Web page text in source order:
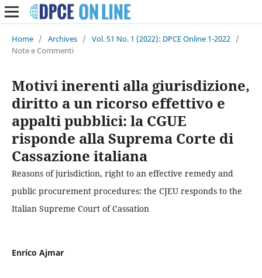
Home / Archives / Vol. 51 No. 1 (2022): DPCE Online 1-2022 /
Note e Commenti
Motivi inerenti alla giurisdizione,
diritto a un ricorso effettivo e
appalti pubblici: la CGUE
risponde alla Suprema Corte di
Cassazione italiana
Reasons of jurisdiction, right to an effective remedy and
public procurement procedures: the CJEU responds to the
Italian Supreme Court of Cassation
Enrico Ajmar